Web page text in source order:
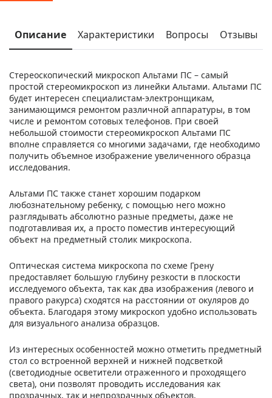
Описание Характеристики Вопросы Отзывы
Стереоскопический микроскоп Альтами ПС – самый
простой стереомикроскоп из линейки Альтами. Альтами ПС
будет интересен специалистам-электронщикам,
занимающимся ремонтом различной аппаратуры, в том
числе и ремонтом сотовых телефонов. При своей
небольшой стоимости стереомикроскоп Альтами ПС
вполне справляется со многими задачами, где необходимо
получить объемное изображение увеличенного образца
исследования.
Альтами ПС также станет хорошим подарком
любознательному ребенку, с помощью него можно
разглядывать абсолютно разные предметы, даже не
подготавливая их, а просто поместив интересующий
объект на предметный столик микроскопа.
Оптическая система микроскопа по схеме Грену
предоставляет большую глубину резкости в плоскости
исследуемого объекта, так как два изображения (левого и
правого ракурса) сходятся на расстоянии от окуляров до
объекта. Благодаря этому микроскоп удобно использовать
для визуального анализа образцов.
Из интересных особенностей можно отметить предметный
стол со встроенной верхней и нижней подсветкой
(светодиодные осветители отраженного и проходящего
света), они позволят проводить исследования как
прозрачных, так и непрозрачных объектов.